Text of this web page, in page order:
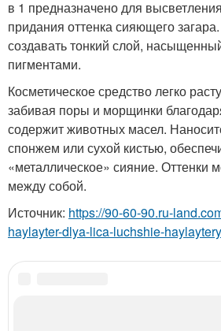
в 1 предназначено для
придания оттенка сияющего
создавать тонкий слой,
пигментами.
Косметическое средство легко
забивая поры и морщинки
содержит животных масел.
спонжем или сухой кистью,
«металлическое» сияние. Оттенки
между собой.
Источник: https://90-60-90.ru-
haylayter-dlya-lica-luchshie-
Категории: